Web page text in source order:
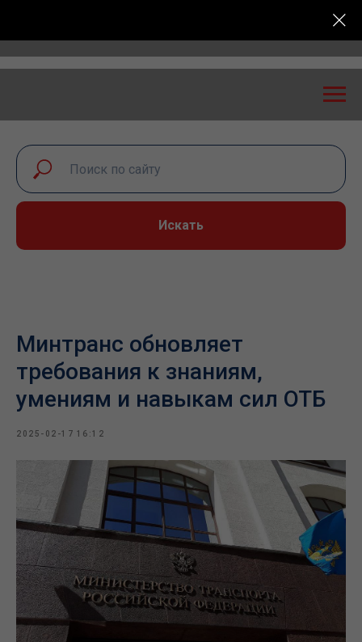
конференция «Транспортная
Искать
Минтранс обновляет
требования к знаниям,
умениям и навыкам сил ОТБ
2025-02-17 16:12